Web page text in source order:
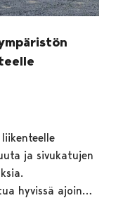
ja sivukatujen
hyvissä ajoin…